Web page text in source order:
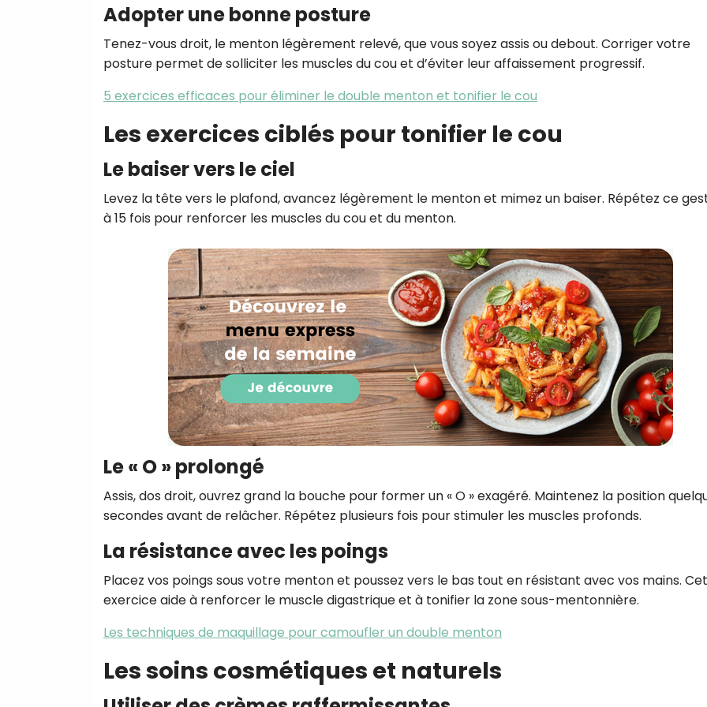
Adopter une bonne posture
Tenez-vous droit, le menton légèrement relevé, que vous soyez assis ou debout. Corriger votre
posture permet de solliciter les muscles du cou et d’éviter leur affaissement progressif.
5 exercices efficaces pour éliminer le double menton et tonifier le cou
Les exercices ciblés pour tonifier le cou
Le baiser vers le ciel
Levez la tête vers le plafond, avancez légèrement le menton et mimez un baiser. Répétez ce
à 15 fois pour renforcer les muscles du cou et du menton.
Le « O » prolongé
Assis, dos droit, ouvrez grand la bouche pour former un « O » exagéré. Maintenez la position
secondes avant de relâcher. Répétez plusieurs fois pour stimuler les muscles profonds.
La résistance avec les poings
Placez vos poings sous votre menton et poussez vers le bas tout en résistant avec vos mains. Cet
exercice aide à renforcer le muscle digastrique et à tonifier la zone sous-mentonnière.
Les techniques de maquillage pour camoufler un double menton
Les soins cosmétiques et naturels